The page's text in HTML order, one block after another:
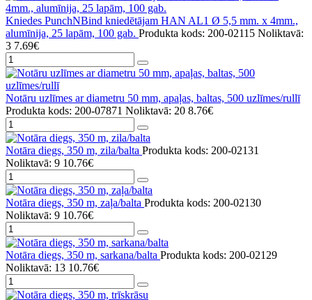
Kniedes PunchNBind kniedētājam HAN AL1 Ø 5,5 mm. x 4mm.,
alumīnija, 25 lapām, 100 gab. Produkta kods: 200-02115 Noliktavā:
3 7.69€
Notāru uzlīmes ar diametru 50 mm, apaļas, baltas, 500 uzlīmes/rullī
Produkta kods: 200-07871 Noliktavā: 20 8.76€
Notāra diegs, 350 m, zila/balta Produkta kods: 200-02131
Noliktavā: 9 10.76€
Notāra diegs, 350 m, zaļa/balta Produkta kods: 200-02130
Noliktavā: 9 10.76€
Notāra diegs, 350 m, sarkana/balta Produkta kods: 200-02129
Noliktavā: 13 10.76€